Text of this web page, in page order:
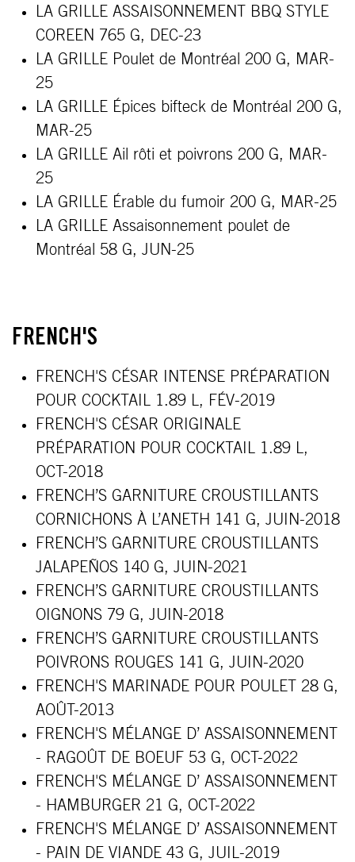
LA GRILLE ASSAISONNEMENT BBQ STYLE
COREEN 765 G, DEC-23
LA GRILLE Poulet de Montréal 200 G, MAR-
25
LA GRILLE Épices bifteck de Montréal 200 G,
MAR-25
LA GRILLE Ail rôti et poivrons 200 G, MAR-
25
LA GRILLE Érable du fumoir 200 G, MAR-25
LA GRILLE Assaisonnement poulet de
Montréal 58 G, JUN-25
FRENCH'S
FRENCH'S CÉSAR INTENSE PRÉPARATION
POUR COCKTAIL 1.89 L, FÉV-2019
FRENCH'S CÉSAR ORIGINALE
PRÉPARATION POUR COCKTAIL 1.89 L,
OCT-2018
FRENCH’S GARNITURE CROUSTILLANTS
CORNICHONS À L’ANETH 141 G, JUIN-2018
FRENCH’S GARNITURE CROUSTILLANTS
JALAPEÑOS 140 G, JUIN-2021
FRENCH’S GARNITURE CROUSTILLANTS
OIGNONS 79 G, JUIN-2018
FRENCH’S GARNITURE CROUSTILLANTS
POIVRONS ROUGES 141 G, JUIN-2020
FRENCH'S MARINADE POUR POULET 28 G,
AOÛT-2013
FRENCH'S MÉLANGE D’ ASSAISONNEMENT
- RAGOÛT DE BOEUF 53 G, OCT-2022
FRENCH'S MÉLANGE D’ ASSAISONNEMENT
- HAMBURGER 21 G, OCT-2022
FRENCH'S MÉLANGE D’ ASSAISONNEMENT
- PAIN DE VIANDE 43 G, JUIL-2019